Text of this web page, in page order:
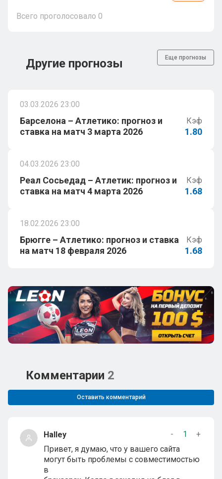
Всего проголосовало 0
Другие прогнозы Еще прогнозы
03.03.2026 23:00
Барселона – Атлетико: прогноз и
ставка на матч 3 марта 2026
Кэф
1.80
04.03.2026 23:00
Реал Сосьедад – Атлетик: прогноз и
ставка на матч 4 марта 2026
Кэф
1.68
18.02.2026 23:00
Брюгге – Атлетико: прогноз и ставка
на матч 18 февраля 2026
Кэф
1.68
Комментарии 2
Оставить комментарий
Halley - 1
+
Привет, я думаю, что у вашего сайта
могут быть проблемы с совместимостью
в